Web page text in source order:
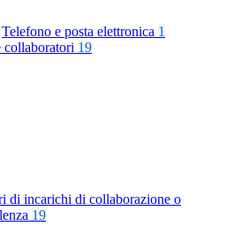
Telefono e posta elettronica 1
collaboratori 19
di incarichi di collaborazione o
19